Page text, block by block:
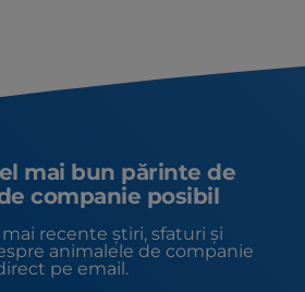
mai bun părinte de
companie posibil
recente știri, sfaturi și
animalele de companie
pe email.